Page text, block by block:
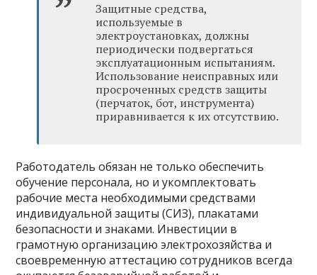
Защитные средства,
используемые в
электроустановках, должны
периодически подвергаться
эксплуатационным испытаниям.
Использование неисправных или
просроченных средств защиты
(перчаток, бот, инструмента)
приравнивается к их отсутствию.
Работодатель обязан не только обеспечить
обучение персонала, но и укомплектовать
рабочие места необходимыми средствами
индивидуальной защиты (СИЗ), плакатами
безопасности и знаками. Инвестиции в
грамотную организацию электрохозяйства и
своевременную аттестацию сотрудников всегда